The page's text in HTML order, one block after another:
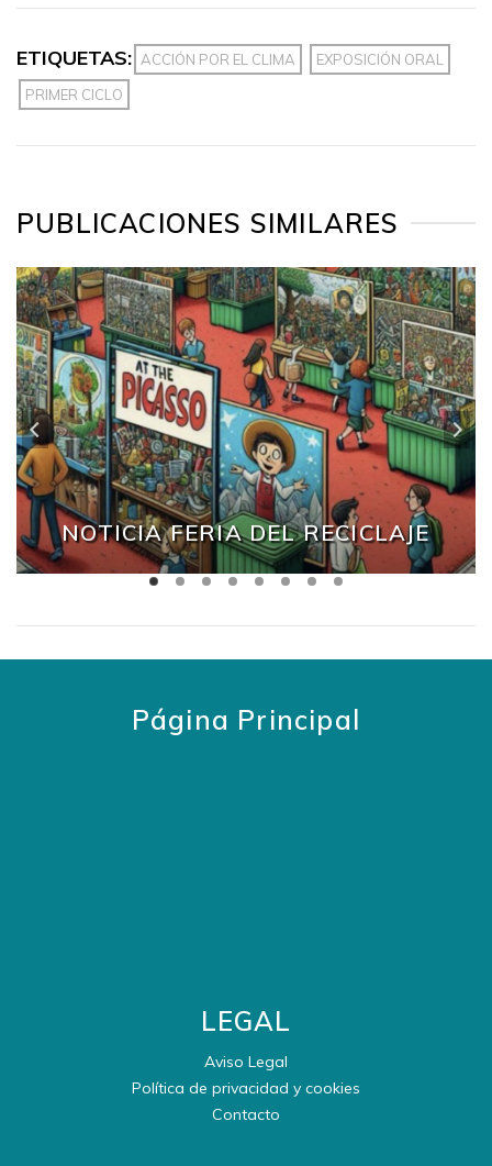
ETIQUETAS: ACCIÓN POR EL CLIMA
EXPOSICIÓN ORAL
PRIMER CICLO
PUBLICACIONES SIMILARES
NOTICIA FERIA DEL RECICLAJE
Página Principal
LEGAL
Aviso Legal
Política de privacidad y cookies
Contacto